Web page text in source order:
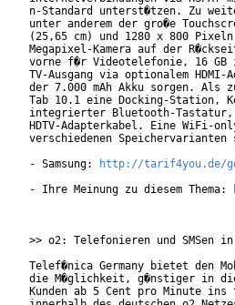
n-Standard unterst�tzen. Zu
unter anderem der gro�e
(25,65 cm) und 1280 x 800
Megapixel-Kamera auf der
vorne f�r Videotelefonie, 16
TV-Ausgang via optionalem
der 7.000 mAh Akku sorgen. Als
Tab 10.1 eine Docking-Station,
integrierter Bluetooth-Tastatur,
HDTV-Adapterkabel. Eine WiFi-
verschiedenen
- Samsung:
http://tarif4you.de/
- Ihre Meinung zu diesem Thema:
>> o2: Telefonieren und SMSen
Telef�nica Germany bietet den
die M�glichkeit, g�nstiger in
Kunden ab 5 Cent pro Minute